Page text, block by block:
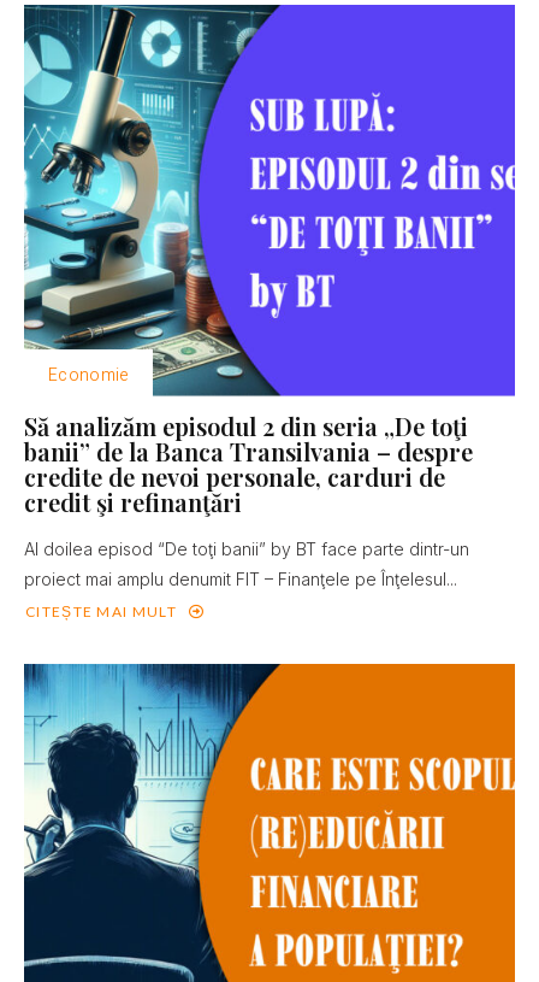
Economie
Să analizăm episodul 2 din seria „De toţi
banii” de la Banca Transilvania – despre
credite de nevoi personale, carduri de
credit şi refinanţări
Al doilea episod “De toţi banii” by BT face parte dintr-un
proiect mai amplu denumit FIT – Finanţele pe Înţelesul...
CITEȘTE MAI MULT